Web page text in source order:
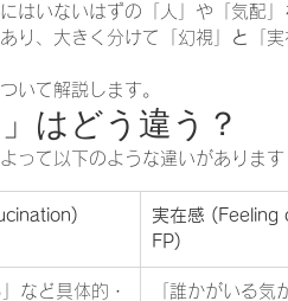
はいないはずの「人」や「気配
り、大きく分けて「幻視」
と
「
いて解説します。
はどう違う？
って以下のような違いがあります
実在感 (Feeling
FP)
など具体的・
「誰かがいる気